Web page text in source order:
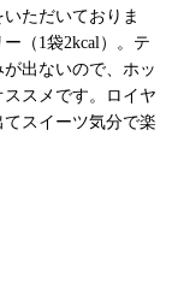
ただいておりま
（1袋2kcal）。テ
出ないので、ホッ
スメです。ロイヤ
スイーツ気分で楽